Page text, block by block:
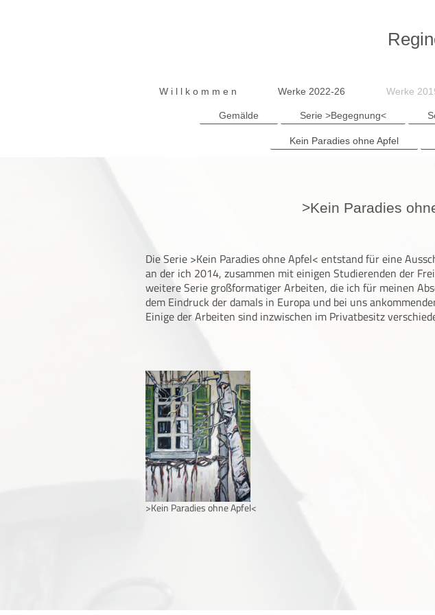
W i l l k o m m e n Werke 2022-26 Werke
Gemälde Serie >Begegnung<
Kein Paradies ohne Apfel
>Kein Paradies
Die Serie >Kein Paradies ohne Apfel< entstand für eine
an der ich 2014, zusammen mit einigen Studierenden der
weitere Serie großformatiger Arbeiten, die ich für meinen
dem Eindruck der damals in Europa und bei uns
Einige der Arbeiten sind inzwischen im Privatbesitz
>Kein Paradies ohne Apfel<